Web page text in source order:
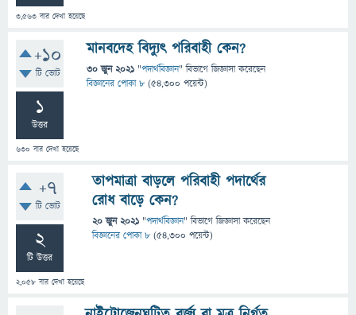
3,563 বার দেখা হয়েছে
+10
টি ভোট
1
উত্তর
630 বার দেখা হয়েছে
মানবদেহ বিদ্যুৎ পরিবাহী কেন?
30 জুন 2021 "পদার্থবিজ্ঞান" বিভাগে জিজ্ঞাসাকরেছেন
বিজ্ঞানের পোকা ৮ (54,300 পয়েন্ট)
+7
টি ভোট
2
টি উত্তর
2,058 বার দেখা হয়েছে
তাপমাত্রা বাড়লে পরিবাহী পদার্থের
রোধ বাড়ে কেন?
20 জুন 2021 "পদার্থবিজ্ঞান" বিভাগে জিজ্ঞাসাকরেছেন
বিজ্ঞানের পোকা ৮ (54,300 পয়েন্ট)